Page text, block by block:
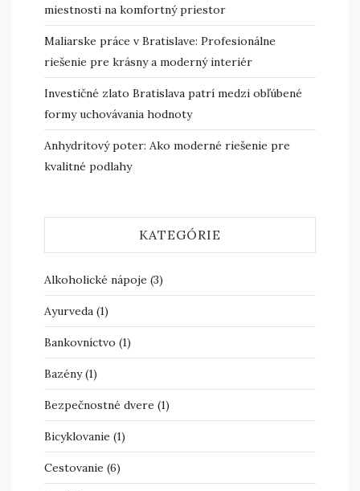
miestnosti na komfortný priestor
Maliarske práce v Bratislave: Profesionálne
riešenie pre krásny a moderný interiér
Investičné zlato Bratislava patrí medzi obľúbené
formy uchovávania hodnoty
Anhydritový poter: Ako moderné riešenie pre
kvalitné podlahy
KATEGÓRIE
Alkoholické nápoje (3)
Ayurveda (1)
Bankovníctvo (1)
Bazény(1)
Bezpečnostné dvere (1)
Bicyklovanie (1)
Cestovanie (6)